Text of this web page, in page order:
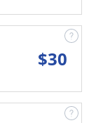
$30